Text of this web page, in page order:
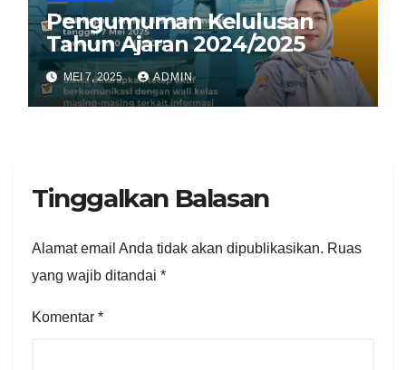
Pengumuman Kelulusan
Tahun Ajaran 2024/2025
MEI 7, 2025 ADMIN
Tinggalkan Balasan
Alamat email Anda tidak akan dipublikasikan. Ruas
yang wajib ditandai *
Komentar *